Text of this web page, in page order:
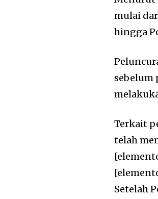
mulai
hingga
sebelum
Terkait
telah
Setelah